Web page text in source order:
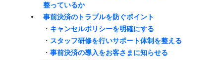
整っているか
事前決済の​トラブルを​防ぐ​ポイント
・ キャンセルポリシーを​明確に​する
・ スタッフ研修を​行い​サポート体制を​整える
・ 事前決済の​導入を​お客さまに​知らせる